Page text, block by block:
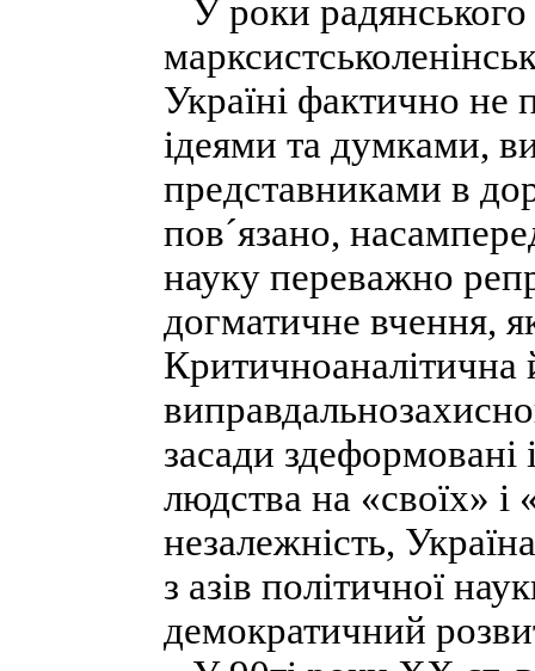
У роки
Україні фактично не
ідеями та думками,
представниками в
пов´язано,
науку переважно
догматичне вчення,
Критичноаналітична
засади
людства на «своїх»
незалежність,
з азів політичної
демократичний